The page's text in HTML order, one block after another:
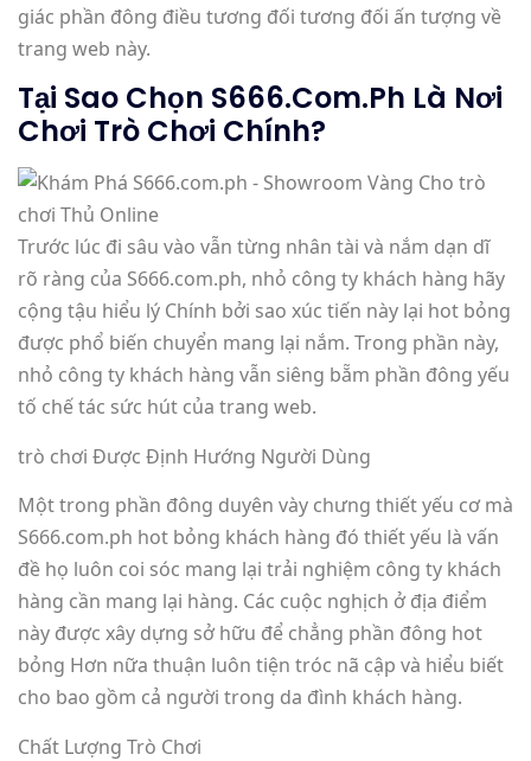
giác phần đông điều tương đối tương đối ấn tượng về
trang web này.
Tại Sao Chọn S666.com.ph Là Nơi
Chơi Trò Chơi Chính?
Trước lúc đi sâu vào vẫn từng nhân tài và nắm dạn dĩ
rõ ràng của S666.com.ph, nhỏ công ty khách hàng hãy
cộng tậu hiểu lý Chính bởi sao xúc tiến này lại hot bỏng
được phổ biến chuyển mang lại nắm. Trong phần này,
nhỏ công ty khách hàng vẫn siêng bẵm phần đông yếu
tố chế tác sức hút của trang web.
trò chơi Được Định Hướng Người Dùng
Một trong phần đông duyên vày chưng thiết yếu cơ mà
S666.com.ph hot bỏng khách hàng đó thiết yếu là vấn
đề họ luôn coi sóc mang lại trải nghiệm công ty khách
hàng cần mang lại hàng. Các cuộc nghịch ở địa điểm
này được xây dựng sở hữu để chẳng phần đông hot
bỏng Hơn nữa thuận luôn tiện tróc nã cập và hiểu biết
cho bao gồm cả người trong da đình khách hàng.
Chất Lượng Trò Chơi